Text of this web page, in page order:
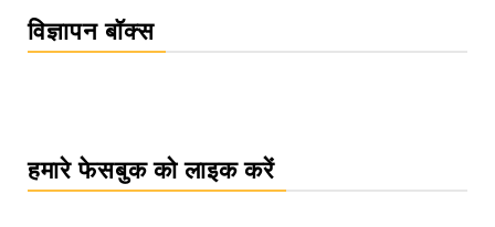
विज्ञापन बॉक्स
हमारे फेसबुक को लाइक करें